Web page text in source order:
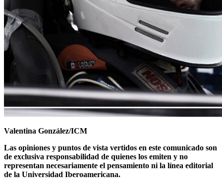
Valentina González/ICM
Las opiniones y puntos de vista vertidos en este comunicado son
de exclusiva responsabilidad de quienes los emiten y no
representan necesariamente el pensamiento ni la línea editorial
de la Universidad Iberoamericana.